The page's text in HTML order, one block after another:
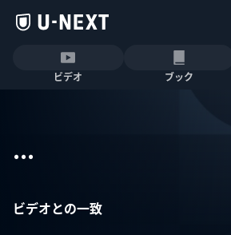
ビデオ ブック
...
ビデオとの一致